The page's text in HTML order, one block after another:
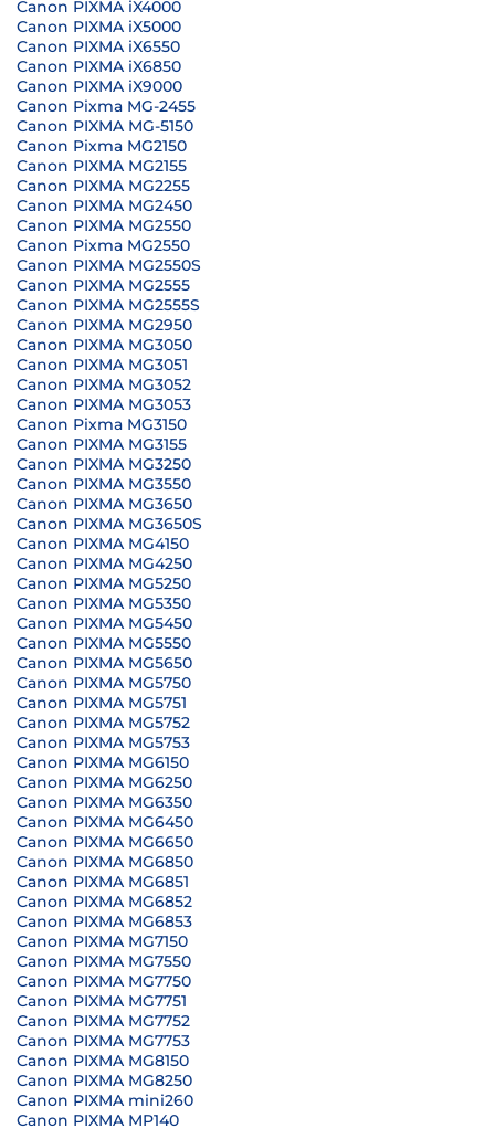
Canon PIXMA iX4000
Canon PIXMA iX5000
Canon PIXMA iX6550
Canon PIXMA iX6850
Canon PIXMA iX9000
Canon Pixma MG-2455
Canon PIXMA MG-5150
Canon Pixma MG2150
Canon PIXMA MG2155
Canon PIXMA MG2255
Canon PIXMA MG2450
Canon PIXMA MG2550
Canon Pixma MG2550
Canon PIXMA MG2550S
Canon PIXMA MG2555
Canon PIXMA MG2555S
Canon PIXMA MG2950
Canon PIXMA MG3050
Canon PIXMA MG3051
Canon PIXMA MG3052
Canon PIXMA MG3053
Canon Pixma MG3150
Canon PIXMA MG3155
Canon PIXMA MG3250
Canon PIXMA MG3550
Canon PIXMA MG3650
Canon PIXMA MG3650S
Canon PIXMA MG4150
Canon PIXMA MG4250
Canon PIXMA MG5250
Canon PIXMA MG5350
Canon PIXMA MG5450
Canon PIXMA MG5550
Canon PIXMA MG5650
Canon PIXMA MG5750
Canon PIXMA MG5751
Canon PIXMA MG5752
Canon PIXMA MG5753
Canon PIXMA MG6150
Canon PIXMA MG6250
Canon PIXMA MG6350
Canon PIXMA MG6450
Canon PIXMA MG6650
Canon PIXMA MG6850
Canon PIXMA MG6851
Canon PIXMA MG6852
Canon PIXMA MG6853
Canon PIXMA MG7150
Canon PIXMA MG7550
Canon PIXMA MG7750
Canon PIXMA MG7751
Canon PIXMA MG7752
Canon PIXMA MG7753
Canon PIXMA MG8150
Canon PIXMA MG8250
Canon PIXMA mini260
Canon PIXMA MP140